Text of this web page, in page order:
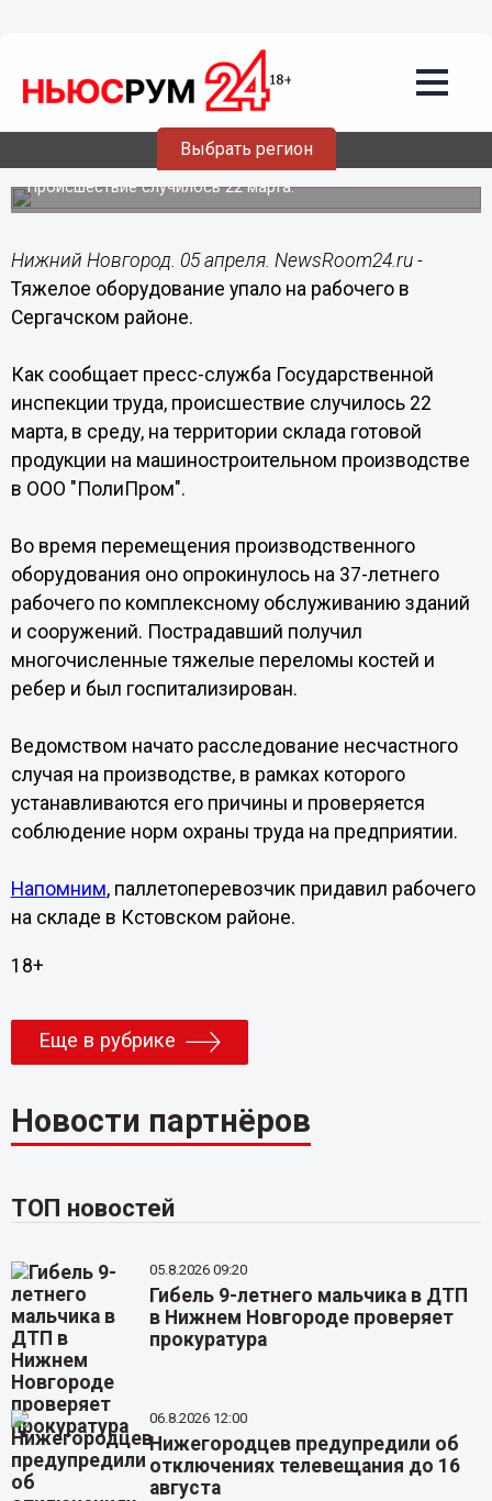
Выбрать регион
05.04.201702:10
Тяжелое оборудование упало на
рабочего в Сергачском районе
Происшествие случилось 22 марта.
Нижний Новгород. 05 апреля. NewsRoom24.ru -
Тяжелое оборудование упало на рабочего в
Сергачском районе.
Как сообщает пресс-служба Государственной
инспекции труда, происшествие случилось 22
марта, в среду, на территории склада готовой
продукции на машиностроительном производстве
в ООО "ПолиПром".
Во время перемещения производственного
оборудования оно опрокинулось на 37-летнего
рабочего по комплексному обслуживанию зданий
и сооружений. Пострадавший получил
многочисленные тяжелые переломы костей и
ребер и был госпитализирован.
Ведомством начато расследование несчастного
случая на производстве, в рамках которого
устанавливаются его причины и проверяется
соблюдение норм охраны труда на предприятии.
Напомним, паллетоперевозчик придавил рабочего
на складе в Кстовском районе.
18+
Еще в рубрике
Новости партнёров
ТОП новостей
05.8.2026 09:20
Гибель 9-летнего мальчика в ДТП
в Нижнем Новгороде проверяет
прокуратура
06.8.2026 12:00
Нижегородцев предупредили об
отключениях телевещания до 16
августа